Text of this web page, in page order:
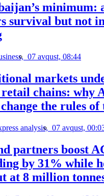
minimum:
survival but not
07 avqust, 08:44
markets
chains: why
the rules of
analysis, 07 avqust,
partners boost
by 31% while
at 8 million